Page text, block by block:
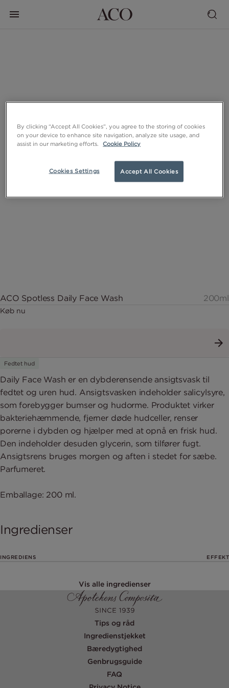
ACO Spotless Daily Face Wash 200ml
Køb nu
Fedtet hud
Daily Face Wash er en dybderensende ansigtsvask til
fedtet og uren hud. Ansigtsvasken indeholder salicylsyre,
som forebygger bumser og hudorme. Produktet virker
bakteriehæmmende, fjerner døde hudceller, renser
porerne i dybden og hjælper med at opnå en frisk hud.
Den indeholder desuden glycerin, som tilfører fugt.
Ansigtsrens bruges morgen og aften i stedet for sæbe.
Parfumeret.
Emballage: 200 ml.
Ingredienser
INGREDIENS EFFEKT
Vis alle ingredienser
Tips og råd
Ingredienstjekket
Bæredygtighed
Genbrugsguide
FAQ
By clicking “Accept All Cookies”, you agree to the storing of cookies
on your device to enhance site navigation, analyze site usage, and
assist in our marketing efforts.
Cookie Policy
Cookies Settings Accept All Cookies